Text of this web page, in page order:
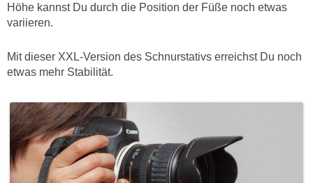
Höhe kannst Du durch die Position der Füße noch etwas
variieren.
Mit dieser XXL-Version des Schnurstativs erreichst Du noch
etwas mehr Stabilität.